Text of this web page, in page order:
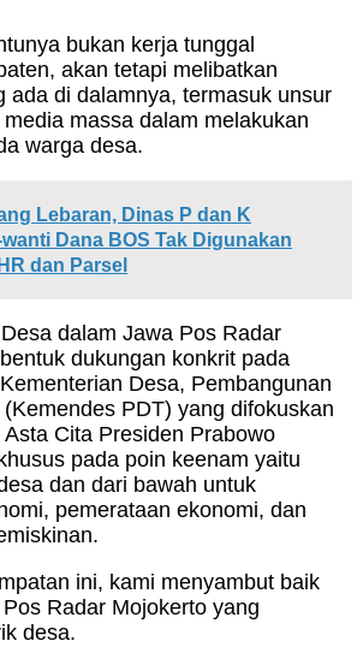
bukan kerja tunggal
akan tetapi melibatkan
ada di dalamnya, termasuk unsur
massa dalam melakukan
warga desa.
Lebaran, Dinas P dan K
Dana BOS Tak Digunakan
dan Parsel
dalam Jawa Pos Radar
dukungan konkrit pada
Desa, Pembangunan
PDT) yang difokuskan
Cita Presiden Prabowo
pada poin keenam yaitu
dan dari bawah untuk
pemerataan ekonomi, dan
ini, kami menyambut baik
Radar Mojokerto yang
desa.